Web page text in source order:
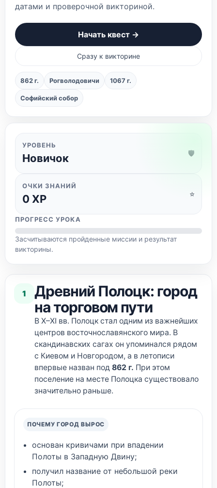
датами и проверочной викториной.
Начать квест →
Сразу к викторине
862 г. Рогволодовичи 1067 г.
Софийский собор
УРОВЕНЬ
Новичок 🛡️
ОЧКИ ЗНАНИЙ
0 XP ⭐
ПРОГРЕСС УРОКА
Засчитываются пройденные миссии и результат
викторины.
1
Древний Полоцк: город
на торговом пути
В X–XI вв. Полоцк стал одним из важнейших
центров восточнославянского мира. В
скандинавских сагах он упоминался рядом
с Киевом и Новгородом, а в летописи
впервые назван под 862 г. При этом
поселение на месте Полоцка существовало
значительно раньше.
ПОЧЕМУ ГОРОД ВЫРОС
основан кривичами при впадении
Полоты в Западную Двину;
получил название от небольшой реки
Полоты;